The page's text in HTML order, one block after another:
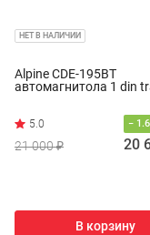
НЕТ В НАЛИЧИИ
Alpine CDE-195BT
автомагнитола 1 din
−
21 000 ₽ 20
В корзину